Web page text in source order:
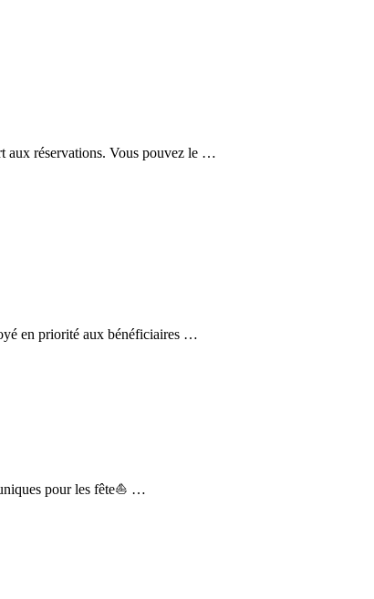
aux réservations. Vous pouvez le …
en priorité aux bénéficiaires …
pour les fête⛵ …